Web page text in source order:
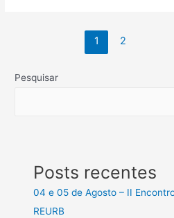
1 2
Pesquisar
Posts recentes
04 e 05 de Agosto – II
REURB